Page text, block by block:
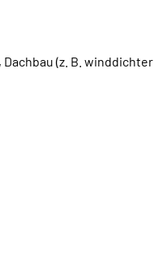
(z. B. winddichter